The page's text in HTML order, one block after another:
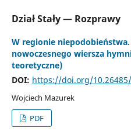
Dział Stały — Rozprawy
W regionie
nowoczesnego wiersza
teoretyczne)
DOI: https://doi.org/
Wojciech Mazurek
PDF